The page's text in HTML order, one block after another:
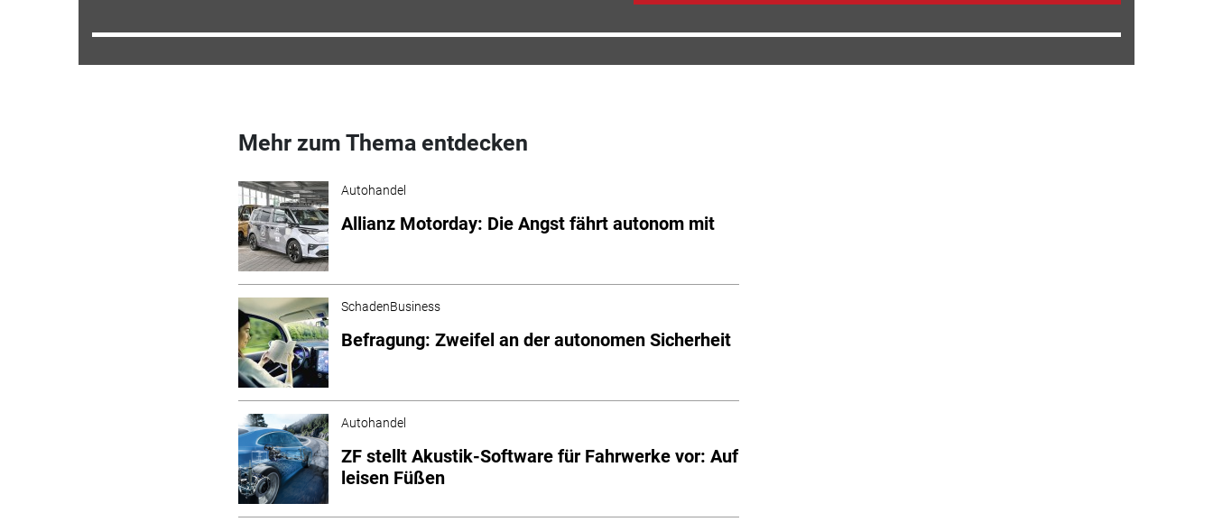
Mehr zum Thema entdecken
Autohandel
Allianz Motorday: Die Angst fährt autonom mit
SchadenBusiness
Befragung: Zweifel an der autonomen Sicherheit
Autohandel
ZF stellt Akustik-Software für Fahrwerke vor: Auf
leisen Füßen